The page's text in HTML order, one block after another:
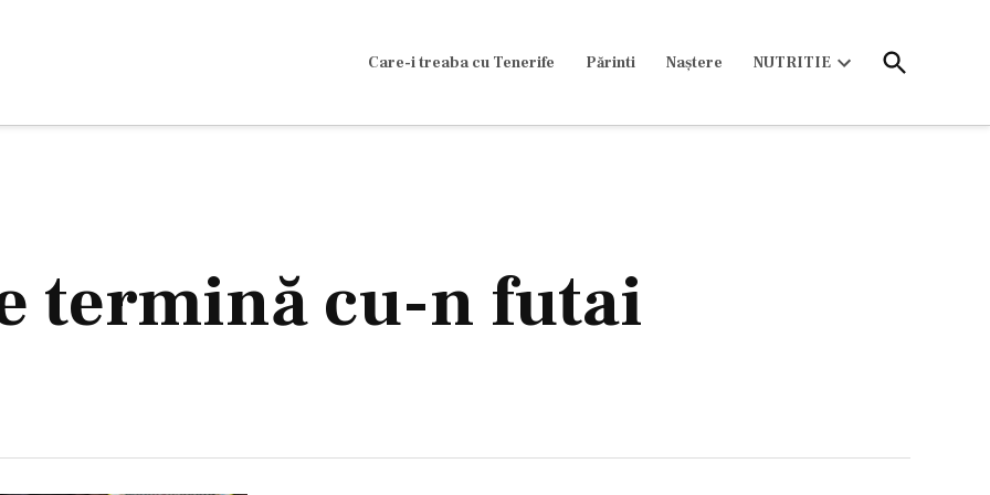
Care-i treaba cu Tenerife Părinti Naștere NUTRITIE
Open
Search
termină cu-n futai